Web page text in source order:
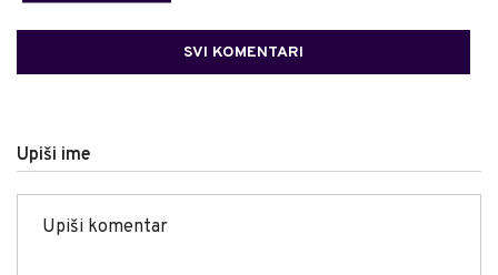
SVI KOMENTARI
Upiši ime